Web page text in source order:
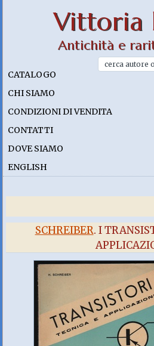
Vittoria
Antichità e
CATALOGO
CHI SIAMO
CONDIZIONI DI VENDITA
CONTATTI
DOVE SIAMO
ENGLISH
SCHREIBER. I